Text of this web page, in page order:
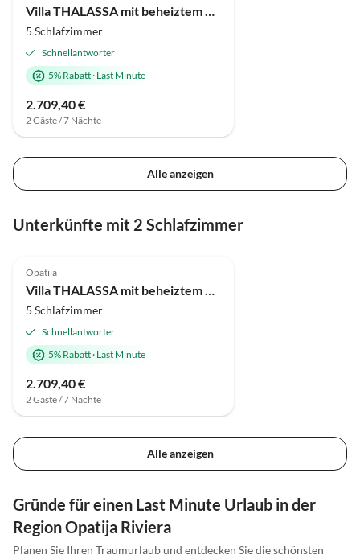
Villa THALASSA mit beheiztem Pool und Meerblick bei Opatija
5 Schlafzimmer
Schnellantworter
5% Rabatt· Last Minute
2.709,40 €
2 Gäste / 7 Nächte
Alle anzeigen
Unterkünfte mit 2 Schlafzimmer
Opatija
Villa THALASSA mit beheiztem Pool und Meerblick bei Opatija
5 Schlafzimmer
Schnellantworter
5% Rabatt· Last Minute
2.709,40 €
2 Gäste / 7 Nächte
Alle anzeigen
Gründe für einen Last Minute Urlaub in der
Region Opatija Riviera
Planen Sie Ihren Traumurlaub und entdecken Sie die schönsten